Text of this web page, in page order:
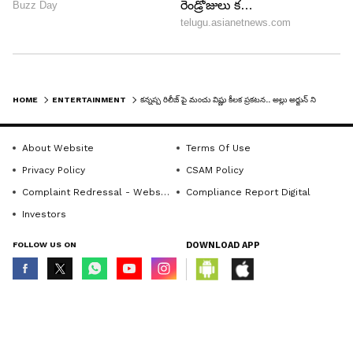
HOME ENTERTAINMENT
About Website
Terms Of Use
Privacy Policy
CSAM Policy
Complaint Redressal - Website
Compliance Report Digital
Investors
FOLLOW US ON DOWNLOAD APP